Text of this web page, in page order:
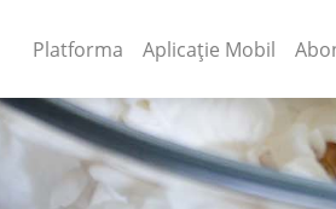
Platforma (current)
Aplicație Mobil